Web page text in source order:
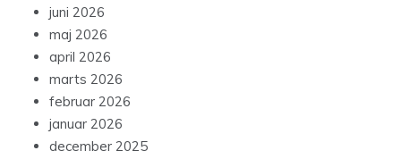
juni 2026
maj 2026
april 2026
marts 2026
februar 2026
januar 2026
december 2025